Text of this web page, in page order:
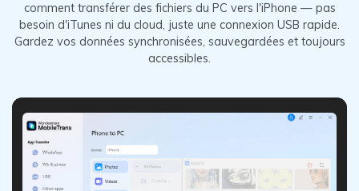
comment transférer des fichiers du PC vers l'iPhone — pas
besoin d'iTunes ni du cloud, juste une connexion USB rapide.
Gardez vos données synchronisées, sauvegardées et toujours
accessibles.